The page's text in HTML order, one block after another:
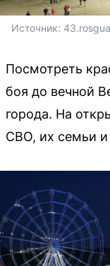
Источник:
Посмотреть
боя до вечной
города. На
СВО, их семьи